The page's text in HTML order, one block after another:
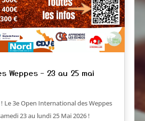
Weppes – 23 au 25 mai
Le 3e Open International des Weppes
23 au lundi 25 Mai 2026 !